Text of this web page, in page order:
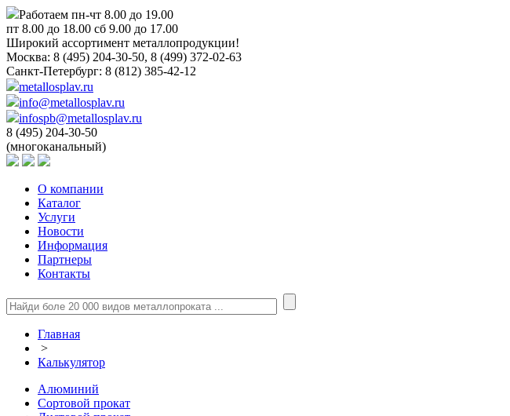
Работаем пн-чт 8.00 до 19.00
пт 8.00 до 18.00 сб 9.00 до 17.00
Широкий ассортимент металлопродукции!
Москва: 8 (495) 204-30-50, 8 (499) 372-02-63
Санкт-Петербург: 8 (812) 385-42-12
metallosplav.ru
info@metallosplav.ru
infospb@metallosplav.ru
8 (495) 204-30-50
(многоканальный)
О компании
Каталог
Услуги
Новости
Информация
Партнеры
Контакты
Главная
>
Калькулятор
Алюминий
Сортовой прокат